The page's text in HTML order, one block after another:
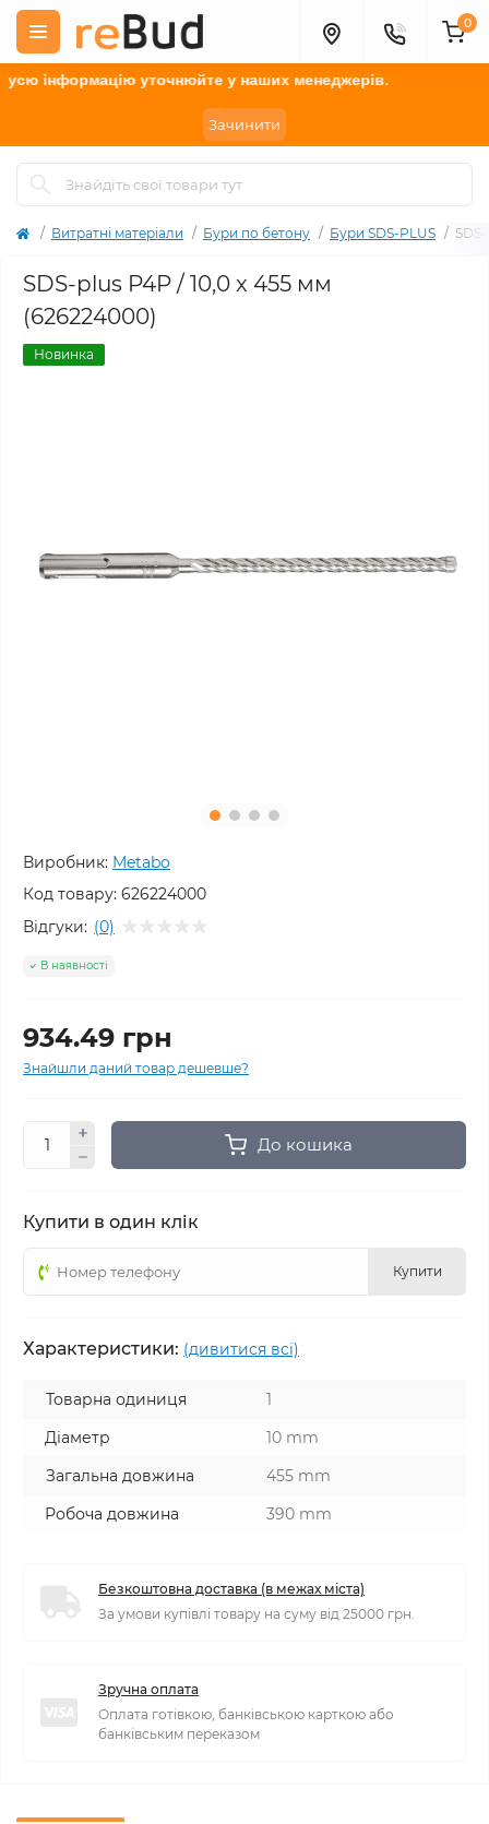
інформацію уточнюйтеу наших менеджерів.
Зачинити
0
Витратні матеріали Бури по бетону Бури SDS-PLUS
SDS-plus P4P / 10,0 x 455 мм
(626224000)
Новинка
Виробник: Metabo
Код товару: 626224000
Відгуки: (0)
В наявності
934.49 грн
Знайшли даний товар дешевше?
До кошика
Купити в один клік
Купити
Характеристики: (дивитися всі)
Товарна одиниця
1
Діаметр
10 mm
Загальна довжина
455 mm
Робоча довжина
390 mm
Безкоштовна доставка (в межах міста)
За умови купівлі товару на суму від 25000 грн.
Зручна оплата
Оплата готівкою, банківською карткою або
банківським переказом